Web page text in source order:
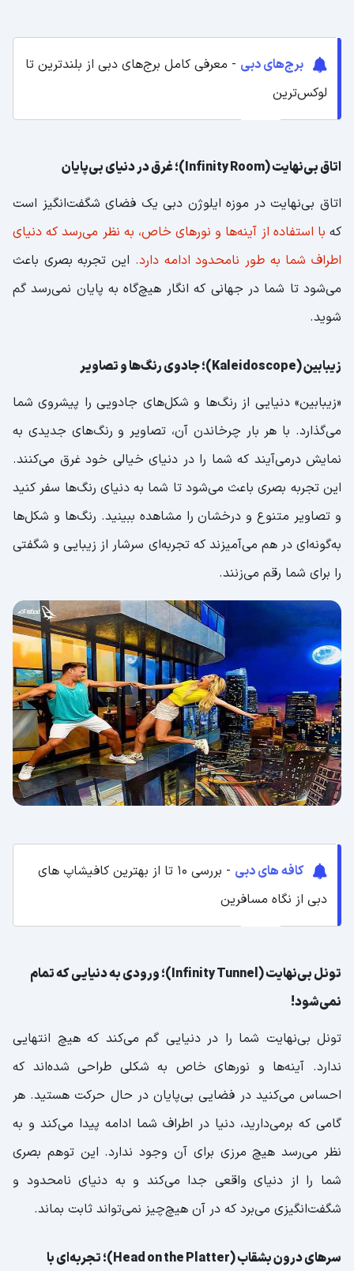
برج‌های دبی - معرفی کامل برج‌های دبی از بلندترین تا
لوکس‌ترین
اتاق بی‌نهایت (Infinity Room)؛ غرق در دنیای بی‌پایان
اتاق بی‌نهایت در موزه ایلوژن دبی یک فضای شگفت‌انگیز است
که با استفاده از آینه‌ها و نورهای خاص، به نظر می‌رسد که دنیای
اطراف شما به طور نامحدود ادامه دارد. این تجربه بصری باعث
می‌شود تا شما در جهانی که انگار هیچ‌گاه به پایان نمی‌رسد گم
شوید.
زیبابین (Kaleidoscope)؛ جادوی رنگ‌ها و تصاویر
«زیبابین» دنیایی از رنگ‌ها و شکل‌های جادویی را پیشروی شما
می‌گذارد. با هر بار چرخاندن آن، تصاویر و رنگ‌های جدیدی به
نمایش درمی‌آیند که شما را در دنیای خیالی خود غرق می‌کنند.
این تجربه بصری باعث می‌شود تا شما به دنیای رنگ‌ها سفر کنید
و تصاویر متنوع و درخشان را مشاهده ببینید. رنگ‌ها و شکل‌ها
به‌گونه‌ای در هم می‌آمیزند که تجربه‌ای سرشار از زیبایی و شگفتی
را برای شما رقم می‌زنند.
کافه های دبی
- بررسی 10 تا از بهترین کافیشاپ های
دبی از نگاه مسافرین
تونل بی‌نهایت (Infinity Tunnel)؛ ورودی به دنیایی که تمام
نمی‌شود!
تونل بی‌نهایت شما را در دنیایی گم می‌کند که هیچ انتهایی
ندارد. آینه‌ها و نورهای خاص به شکلی طراحی شده‌اند که
احساس می‌کنید در فضایی بی‌پایان در حال حرکت هستید. هر
گامی که برمی‌دارید، دنیا در اطراف شما ادامه پیدا می‌کند و به
نظر می‌رسد هیچ مرزی برای آن وجود ندارد. این توهم بصری
شما را از دنیای واقعی جدا می‌کند و به دنیای نامحدود و
شگفت‌انگیزی می‌برد که در آن هیچ‌چیز نمی‌تواند ثابت بماند.
سرهای درون بشقاب (Head on the Platter)؛ تجربه‌ای با